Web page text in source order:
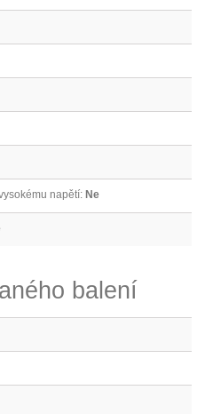
napětí: Ne
balení